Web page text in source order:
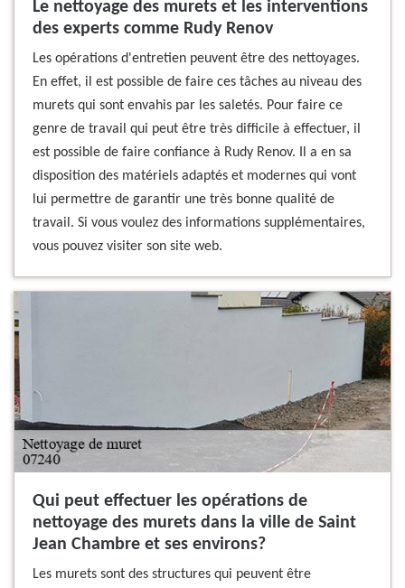
Le nettoyage des murets et les interventions
des experts comme Rudy Renov
Les opérations d'entretien peuvent être des nettoyages.
En effet, il est possible de faire ces tâches au niveau des
murets qui sont envahis par les saletés. Pour faire ce
genre de travail qui peut être très difficile à effectuer, il
est possible de faire confiance à Rudy Renov. Il a en sa
disposition des matériels adaptés et modernes qui vont
lui permettre de garantir une très bonne qualité de
travail. Si vous voulez des informations supplémentaires,
vous pouvez visiter son site web.
Qui peut effectuer les opérations de
nettoyage des murets dans la ville de Saint
Jean Chambre et ses environs?
Les murets sont des structures qui peuvent être